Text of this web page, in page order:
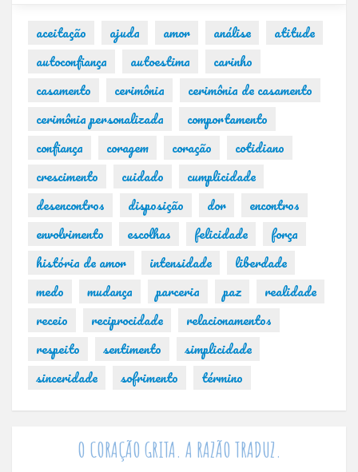
aceitação ajuda amor análise
atitude
autoconfiança
autoestima
carinho
casamento
cerimônia
cerimônia de casamento
cerimônia personalizada
comportamento
confiança
coragem coração
cotidiano
crescimento
cuidado
cumplicidade
desencontros
disposição dor
encontros
envolvimento
escolhas felicidade
força
história de amor
intensidade
liberdade
medo
mudança parceria paz
realidade
receio
reciprocidade
relacionamentos
respeito
sentimento
simplicidade
sinceridade
sofrimento término
O CORAÇÃO GRITA. A RAZÃO TRADUZ.